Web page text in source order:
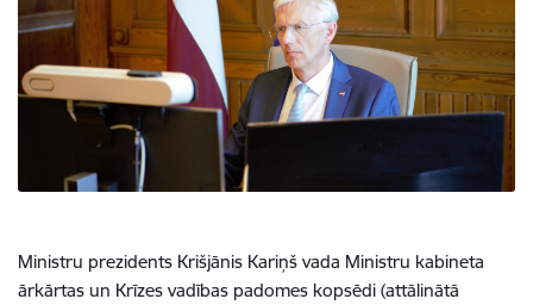
Ministru prezidents Krišjānis Kariņš vada Ministru kabineta
ārkārtas un Krīzes vadības padomes kopsēdi (attālinātā